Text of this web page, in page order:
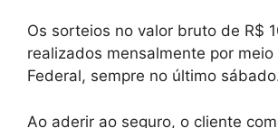
Os sorteios no valor bruto de R$
realizados mensalmente por
Federal, sempre no último
Ao aderir ao seguro, o cliente